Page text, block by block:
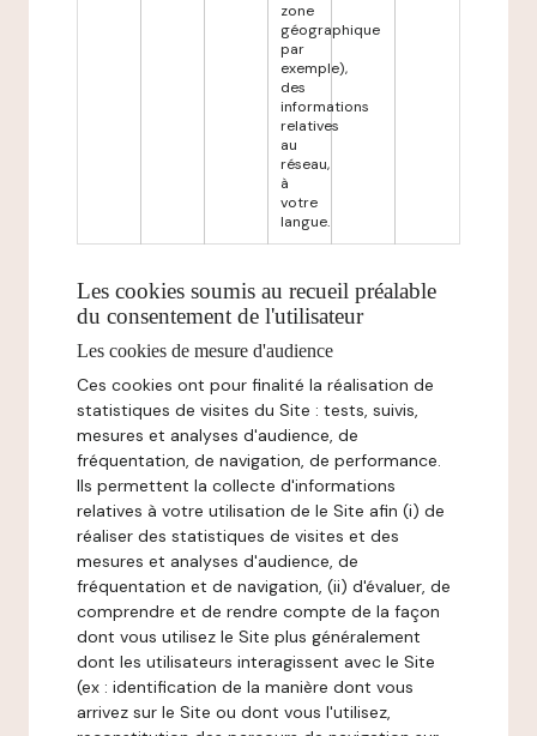
zone
géographique
par
exemple),
des
informations
relatives
au
réseau,
à
votre
langue.
Les cookies soumis au recueil préalable
du consentement de l'utilisateur
Les cookies de mesure d'audience
Ces cookies ont pour finalité la réalisation de
statistiques de visites du Site : tests, suivis,
mesures et analyses d'audience, de
fréquentation, de navigation, de performance.
Ils permettent la collecte d'informations
relatives à votre utilisation de le Site afin (i) de
réaliser des statistiques de visites et des
mesures et analyses d'audience, de
fréquentation et de navigation, (ii) d'évaluer, de
comprendre et de rendre compte de la façon
dont vous utilisez le Site plus généralement
dont les utilisateurs interagissent avec le Site
(ex : identification de la manière dont vous
arrivez sur le Site ou dont vous l'utilisez,